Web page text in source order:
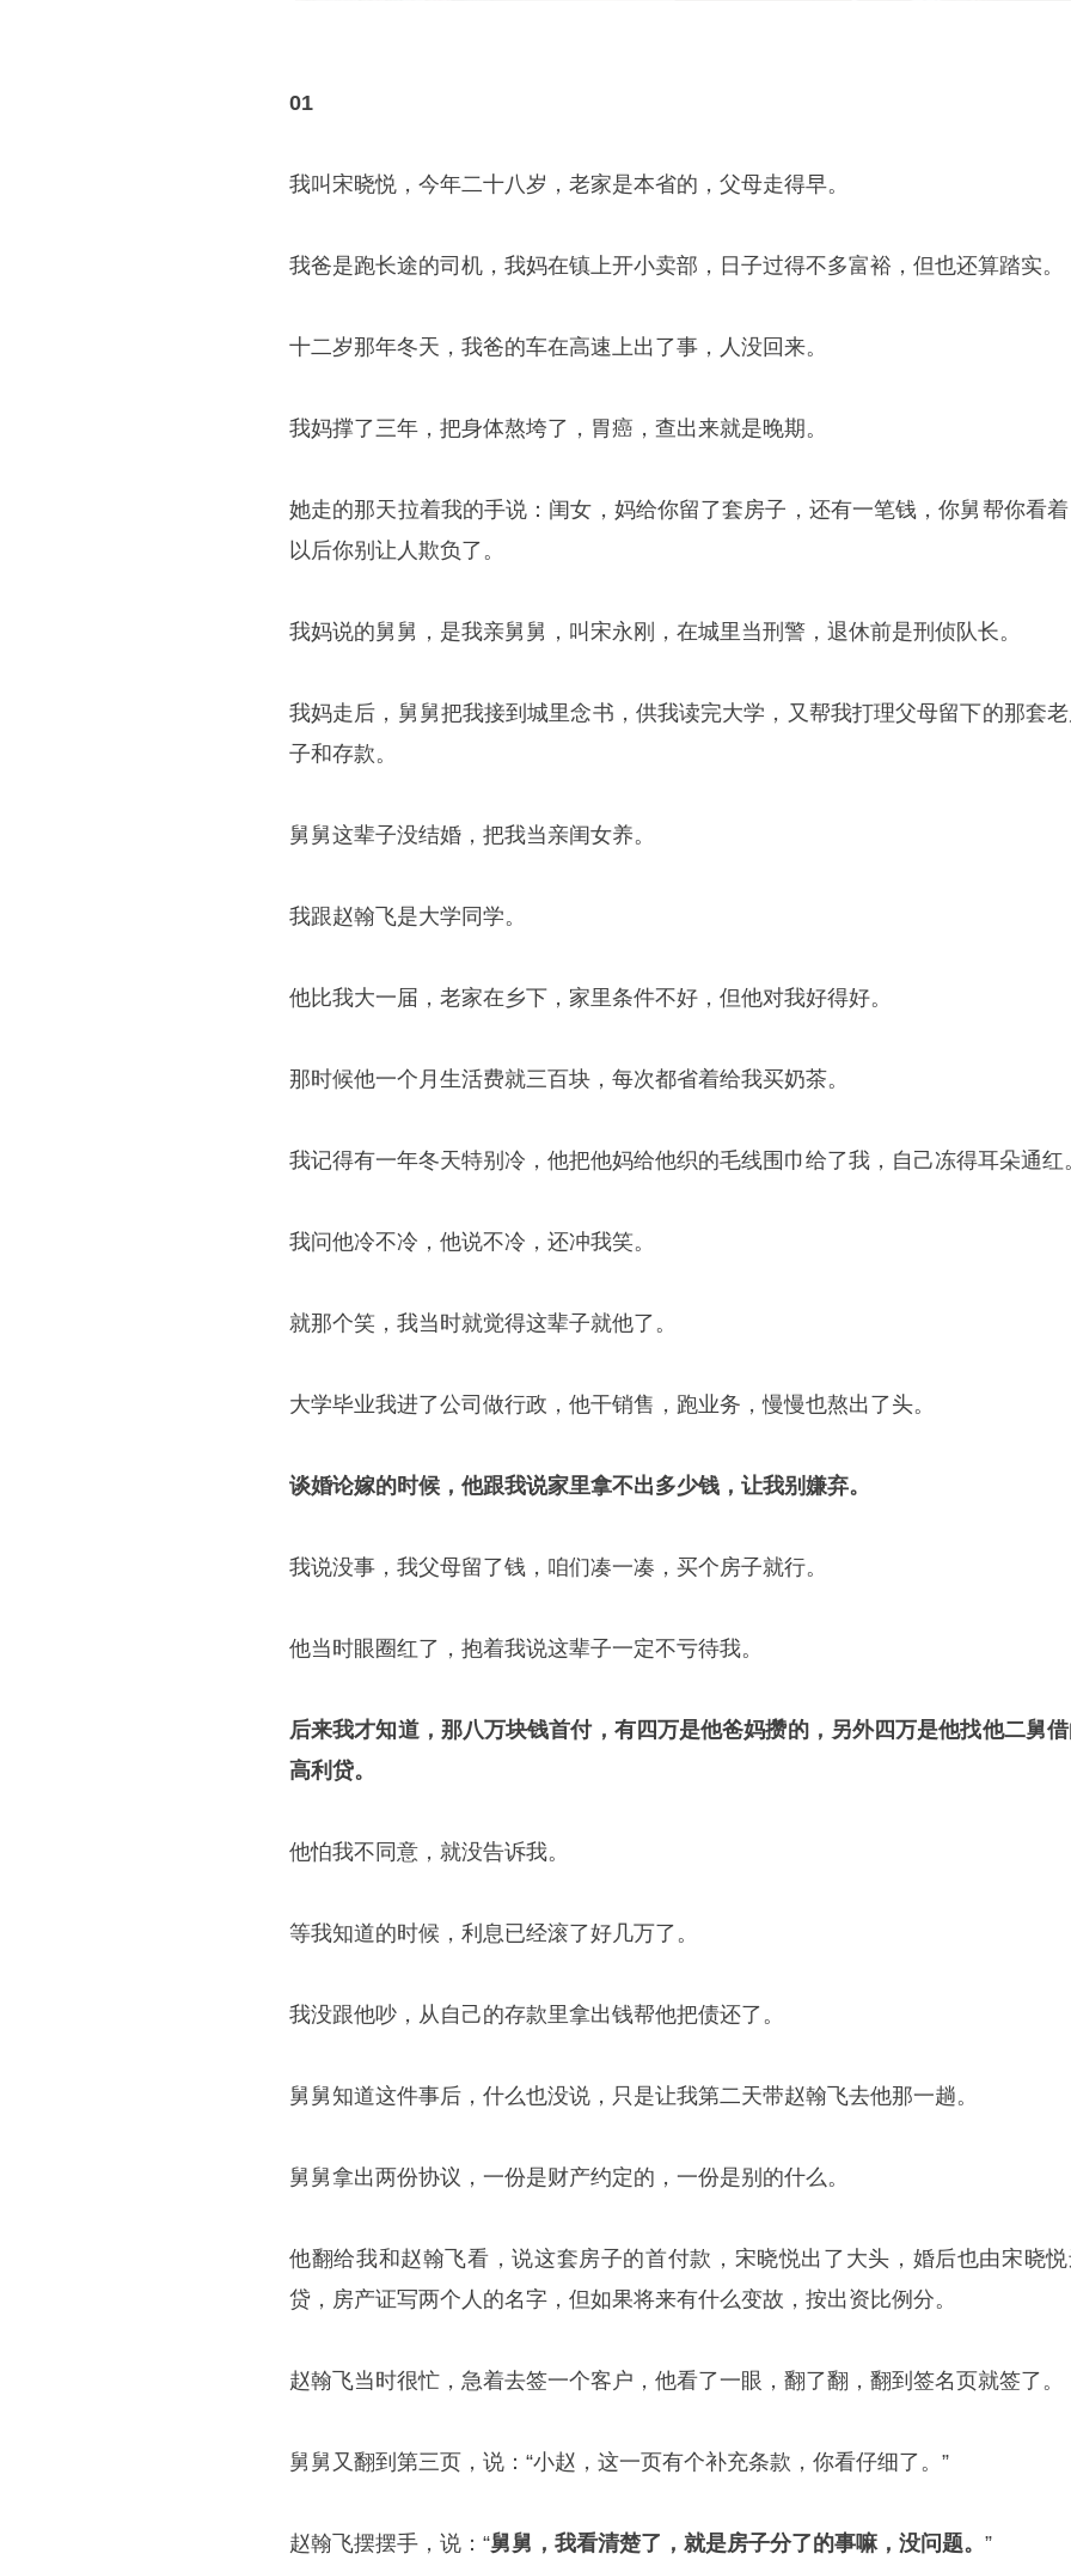
01
我叫宋晓悦，今年二十八岁，老家是本省的，父母走得早。
我爸是跑长途的司机，我妈在镇上开小卖部，日子过得不多富裕，但也还算踏实。
十二岁那年冬天，我爸的车在高速上出了事，人没回来。
我妈撑了三年，把身体熬垮了，胃癌，查出来就是晚期。
她走的那天拉着我的手说：闺女，妈给你留了套房子，还有一笔钱，你舅帮你看
以后你别让人欺负了。
我妈说的舅舅，是我亲舅舅，叫宋永刚，在城里当刑警，退休前是刑侦队长。
我妈走后，舅舅把我接到城里念书，供我读完大学，又帮我打理父母留下的那套
子和存款。
舅舅这辈子没结婚，把我当亲闺女养。
我跟赵翰飞是大学同学。
他比我大一届，老家在乡下，家里条件不好，但他对我好得好。
那时候他一个月生活费就三百块，每次都省着给我买奶茶。
我记得有一年冬天特别冷，他把他妈给他织的毛线围巾给了我，自己冻得耳朵通红
我问他冷不冷，他说不冷，还冲我笑。
就那个笑，我当时就觉得这辈子就他了。
大学毕业我进了公司做行政，他干销售，跑业务，慢慢也熬出了头。
谈婚论嫁的时候，他跟我说家里拿不出多少钱，让我别嫌弃。
我说没事，我父母留了钱，咱们凑一凑，买个房子就行。
他当时眼圈红了，抱着我说这辈子一定不亏待我。
后来我才知道，那八万块钱首付，有四万是他爸妈攒的，另外四万是他找他二舅
高利贷。
他怕我不同意，就没告诉我。
等我知道的时候，利息已经滚了好几万了。
我没跟他吵，从自己的存款里拿出钱帮他把债还了。
舅舅知道这件事后，什么也没说，只是让我第二天带赵翰飞去他那一趟。
舅舅拿出两份协议，一份是财产约定的，一份是别的什么。
他翻给我和赵翰飞看，说这套房子的首付款，宋晓悦出了大头，婚后也由宋晓
贷，房产证写两个人的名字，但如果将来有什么变故，按出资比例分。
赵翰飞当时很忙，急着去签一个客户，他看了一眼，翻了翻，翻到签名页就签了。
舅舅又翻到第三页，说：“小赵，这一页有个补充条款，你看仔细了。”
赵翰飞摆摆手，说：“舅舅，我看清楚了，就是房子分了的事嘛，没问题。 ”